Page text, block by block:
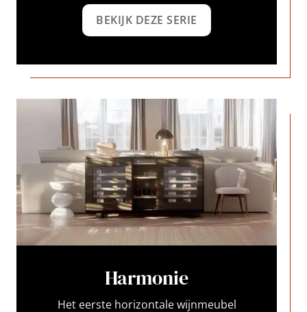
BEKIJK DEZE SERIE
Harmonie
Het eerste horizontale wijnmeubel